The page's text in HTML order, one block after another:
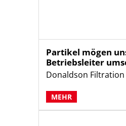
Partikel mögen
Betriebsleiter
Donaldson Filtration
MEHR